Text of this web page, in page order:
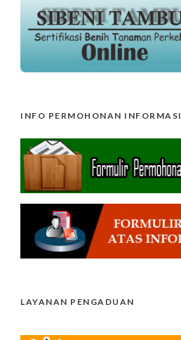
INFO PERMOHONAN INFORMASI
LAYANAN PENGADUAN